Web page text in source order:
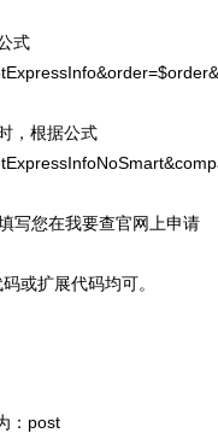
式
，根据公式
写您在我要查官网上申请
或扩展代码均可。
：post